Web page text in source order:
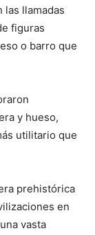
llamadas
figuras
o barro que
y hueso,
utilitario que
prehistórica
en
vasta